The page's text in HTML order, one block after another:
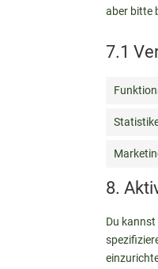
aber bitte
7.1
8.
Du